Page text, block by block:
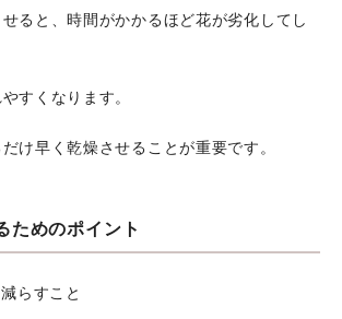
ると、時間がかかるほど花が劣化してし
すくなります。
け早く乾燥させることが重要です。
ためのポイント
らすこと